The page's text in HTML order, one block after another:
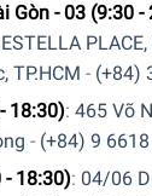
Gòn - 03 (9:30 -
TP.HCM - (+84)
18:30): 465 Võ
- (+84) 9
18:30): 04/06